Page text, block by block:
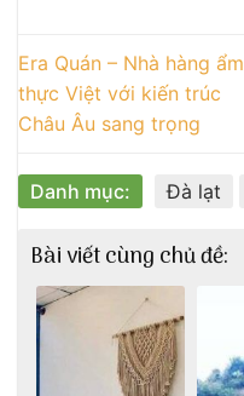
Era Quán – Nhà hàng ẩm
thực Việt với kiến trúc
Châu Âu sang trọng
Danh mục: Đà lạt
Bài viết cùng chủ đề: